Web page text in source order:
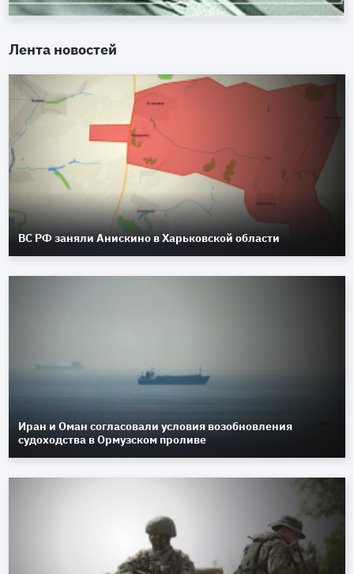
Лента новостей
ВС РФ заняли Анискино в Харьковской области
Иран и Оман согласовали условия возобновления
судоходства в Ормузском проливе